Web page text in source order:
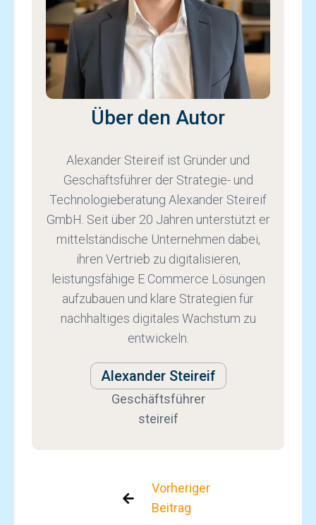
Über den Autor
Alexander Steireif ist Gründer und
Geschäftsführer der Strategie- und
Technologieberatung Alexander Steireif
GmbH. Seit über 20 Jahren unterstützt er
mittelständische Unternehmen dabei,
ihren Vertrieb zu digitalisieren,
leistungsfähige E Commerce Lösungen
aufzubauen und klare Strategien für
nachhaltiges digitales Wachstum zu
entwickeln.
Alexander Steireif
Geschäftsführer
steireif

Vorheriger
Beitrag